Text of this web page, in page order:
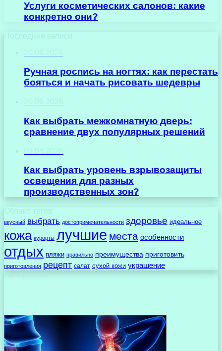
Услуги косметических салонов: какие
конкретно они?
Последние записи
Ручная роспись на ногтях: как перестать
бояться и начать рисовать шедевры
Как выбрать межкомнатную дверь:
сравнение двух популярных решений
Как выбрать уровень взрывозащиты
освещения для разных
производственных зон?
Облако тегов
вкусный выбрать достопримечательности здоровье идеальное
кожа курорты лучшие места особенности
отдых пляжи правильно преимущества приготовить
приготовления рецепт салат сухой кожи украшение